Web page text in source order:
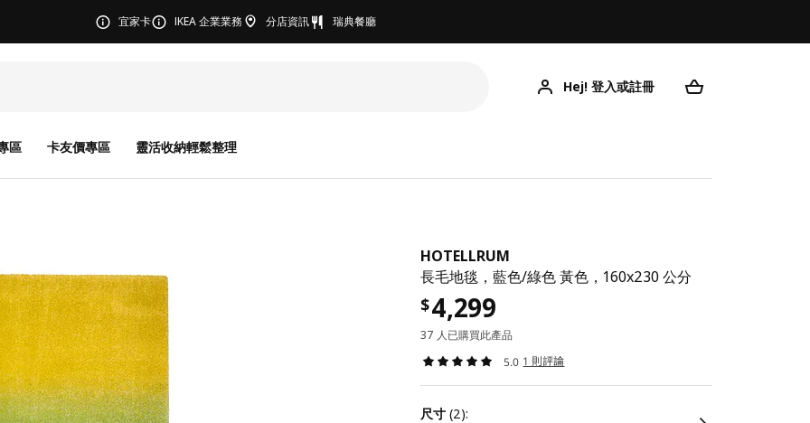
宜家卡 IKEA 企業業務 分店資訊 瑞典餐廳
Hej! 登入或註冊
區 卡友價專區 靈活收納輕鬆整理
HOTELLRUM
長毛地毯，藍色/綠色 黃色，160x230 公分
$4,299
37 人已購買此產品
5.0 1 則評論
尺寸 (2):